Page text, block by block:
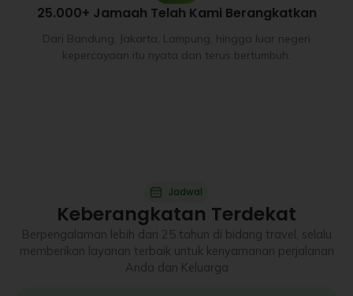
25.000+ Jamaah Telah Kami Berangkatkan
Dari Bandung, Jakarta, Lampung, hingga luar negeri
kepercayaan itu nyata dan terus bertumbuh.
Jadwal
Keberangkatan Terdekat
Berpengalaman lebih dari 25 tahun di bidang travel, selalu
memberikan layanan terbaik untuk kenyamanan perjalanan
Anda dan Keluarga